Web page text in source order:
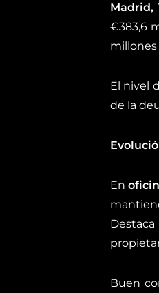
Madrid,
€383,6
El nivel
de la
En
Buen